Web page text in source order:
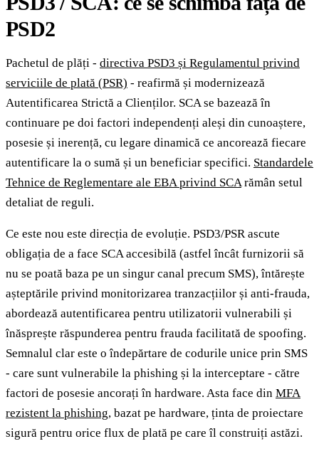
PSD2
Pachetul de plăți - directiva PSD3 și Regulamentul privind
serviciile de plată (PSR) - reafirmă și modernizează
Autentificarea Strictă a Clienților. SCA se bazează în
continuare pe doi factori independenți aleși din cunoaștere,
posesie și inerență, cu legare dinamică ce ancorează fiecare
autentificare la o sumă și un beneficiar specifici. Standardele
Tehnice de Reglementare ale EBA privind SCArămân setul
detaliat de reguli.
Ce este nou este direcția de evoluție. PSD3/PSR ascute
obligația de a face SCA accesibilă (astfel încât furnizorii să
nu se poată baza pe un singur canal precum SMS), întărește
așteptările privind monitorizarea tranzacțiilor și anti-frauda,
abordează autentificarea pentru utilizatorii vulnerabili și
înăsprește răspunderea pentru frauda facilitată de spoofing.
Semnalul clar este o îndepărtare de codurile unice prin SMS
- care sunt vulnerabile la phishing și la interceptare - către
factori de posesie ancorați în hardware. Asta face din MFA
rezistent la phishing, bazat pe hardware, ținta de proiectare
sigură pentru orice flux de plată pe care îl construiți astăzi.